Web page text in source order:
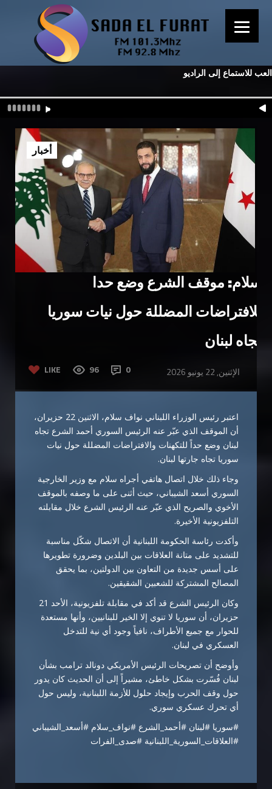
العب للاستماع إلى الراديو
سلام: موقف الشرع وضع حدا
للافتراضات المضللة حول نيات سوريا
تجاه لبنان
LIKE 96 0 الإثنين, 22 يونيو 2026
أخبار
اعتبر رئيس الوزراء اللبناني نواف سلام
، الاثنين 22 حزيران،
أن الموقف الذي عبّر عنه الرئيس السوري أحمد الشرع تجاه
لبنان وضع حداً للتكهنات والافتراضات المضللة حول نيات
سوريا تجاه جارتها لبنان.
وجاء ذلك خلال اتصال هاتفي أجراه سلام مع وزير الخارجية
السوري أسعد الشيباني، حيث أثنى على ما وصفه بالموقف
الأخوي والصريح الذي عبّر عنه الرئيس الشرع خلال مقابلته
التلفزيونية الأخيرة.
وأكدت رئاسة الحكومة اللبنانية أن الاتصال شكّل مناسبة
للتشديد على متانة العلاقات بين البلدين وضرورة تطويرها
على أسس جديدة من التعاون بين الدولتين، بما يحقق
المصالح المشتركة للشعبين الشقيقين.
وكان الرئيس الشرع قد أكد في مقابلة تلفزيونية، الأحد 21
حزيران، أن سوريا لا تنوي إلا الخير للبنانيين، وأنها مستعدة
للحوار مع جميع الأطراف، نافياً وجود أي نية للتدخل
العسكري في لبنان.
وأوضح أن تصريحات الرئيس الأمريكي دونالد ترامب بشأن
لبنان فُسّرت بشكل خاطئ، مشيراً إلى أن الحديث كان يدور
حول وقف الحرب وإيجاد حلول للأزمة اللبنانية، وليس حول
أي تحرك عسكري سوري.
#سوريا #لبنان #أحمد_الشرع #نواف_سلام #أسعد_الشيباني
#العلاقات_السورية_اللبنانية #صدى_الفرات